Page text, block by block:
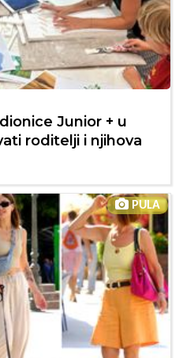
Junior + u
roditelji i njihova
PULA